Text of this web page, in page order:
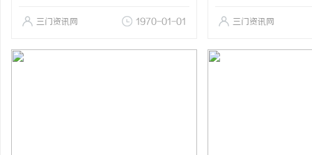
三门资讯网 1970-01-01 三门资讯网